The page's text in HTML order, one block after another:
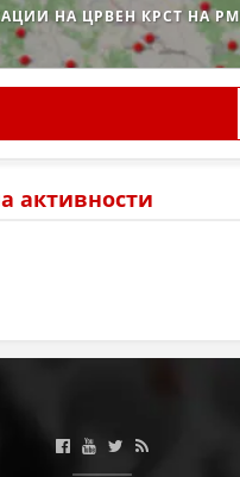
НА ЦРВЕН КРСТ НА РМ
активности